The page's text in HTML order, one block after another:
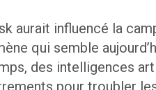
aurait influencé la
qui semble
des intelligences
pour troubler